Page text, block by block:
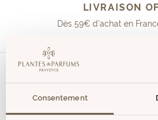
Consentement
LIVRAISON
Dès 59€ d'achat en